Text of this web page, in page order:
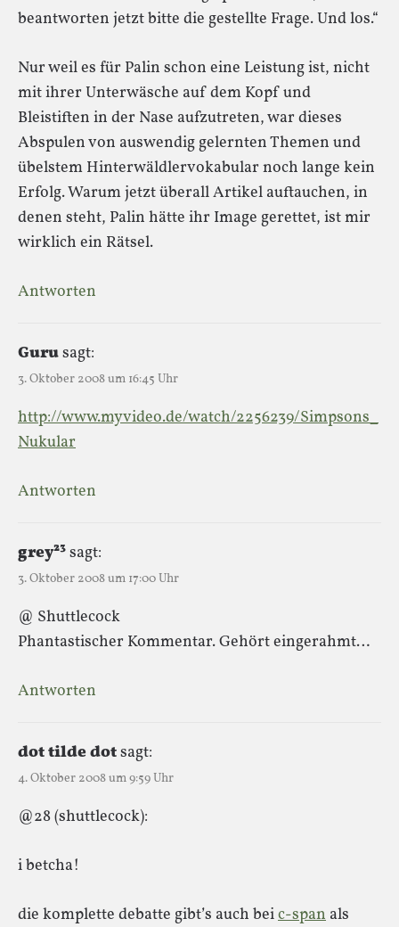
beantworten jetzt bitte die gestellte Frage. Und los.“
Nur weil es für Palin schon eine Leistung ist, nicht
mit ihrer Unterwäsche auf dem Kopf und
Bleistiften in der Nase aufzutreten, war dieses
Abspulen von auswendig gelernten Themen und
übelstem Hinterwäldlervokabular noch lange kein
Erfolg. Warum jetzt überall Artikel auftauchen, in
denen steht, Palin hätte ihr Image gerettet, ist mir
wirklich ein Rätsel.
Antworten
Gurusagt:
3. Oktober 2008 um 16:45 Uhr
http://www.myvideo.de/watch/2256239/Simpsons_
Nukular
Antworten
grey²³sagt:
3. Oktober 2008 um 17:00 Uhr
@ Shuttlecock
Phantastischer Kommentar. Gehört eingerahmt…
Antworten
dot tilde dotsagt:
4. Oktober 2008 um 9:59 Uhr
@28 (shuttlecock):
i betcha!
die komplette debatte gibt’s auch beic-span als